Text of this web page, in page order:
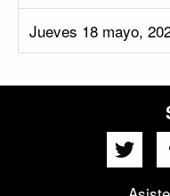
Jueves 18 mayo,